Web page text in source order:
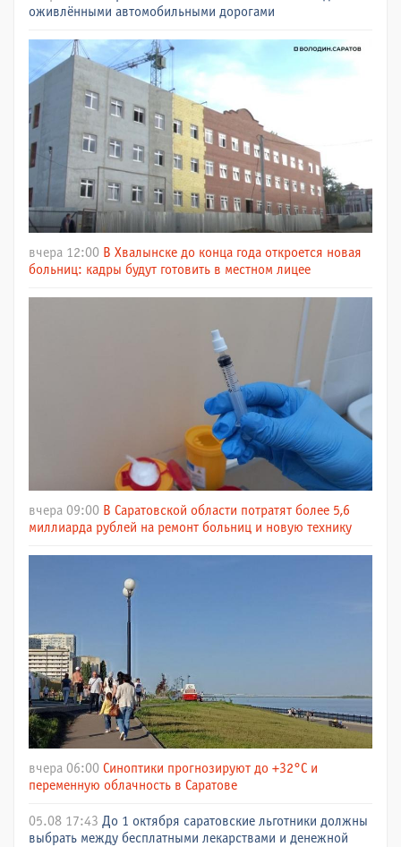
оживлёнными автомобильными дорогами
вчера 12:00 В Хвалынске до конца года откроется новая
больниц: кадры будут готовить в местном лицее
вчера 09:00 В Саратовской области потратят более 5,6
миллиарда рублей на ремонт больниц и новую технику
вчера 06:00 Синоптики прогнозируют до +32°C и
переменную облачность в Саратове
05.08 17:43 До 1 октября саратовские льготники должны
выбрать между бесплатными лекарствами и денежной